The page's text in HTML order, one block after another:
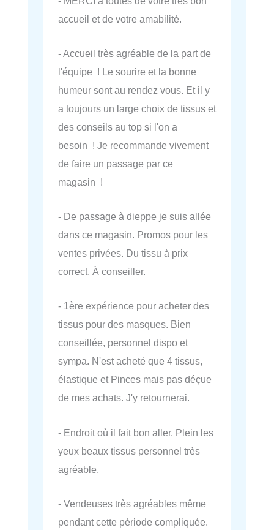
accueil et de votre amabilité.
- Accueil très agréable de la part de
l'équipe ! Le sourire et la bonne
humeur sont au rendez vous. Et il y
a toujours un large choix de tissus et
des conseils au top si l'on a
besoin ! Je recommande vivement
de faire un passage par ce
magasin !
- De passage à dieppe je suis allée
dans ce magasin. Promos pour les
ventes privées. Du tissu à prix
correct. À conseiller.
- 1ère expérience pour acheter des
tissus pour des masques. Bien
conseillée, personnel dispo et
sympa. N'est acheté que 4 tissus,
élastique et Pinces mais pas déçue
de mes achats. J'y retournerai.
- Endroit où il fait bon aller. Plein les
yeux beaux tissus personnel très
agréable.
- Vendeuses très agréables même
pendant cette période compliquée.